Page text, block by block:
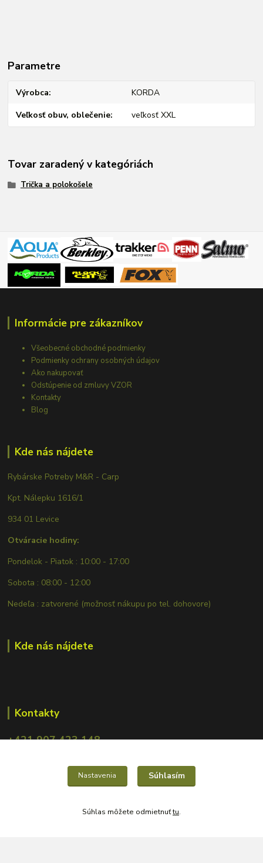
Parametre
Výrobca KORDA
Veľkosť obuv, oblečenie veľkosť XXL
Tovar zaradený v kategóriách
Trička a polokošele
Informácie pre zákazníkov
Všeobecné obchodné podmienky
Podmienky ochrany osobných údajov
Ako nakupovať
Odstúpenie od zmluvy VZOR
Kontakty
Blog
Kde nás nájdete
Rybárske Potreby M&R - Carp
Kpt. Nálepku 1616/1
934 01 Levice
Otváracie hodiny:
Pondelok - Piatok : 10:00 - 17:00
Sobota : 08:00 - 12:00
Nedeľa : zatvorené (možnosť nákupu po tel. dohovore)
Kde nás nájdete
Kontakty
+421 907 423 148
obchod.mrcarp@gmail.com
Nastavenia Súhlasím
Súhlas môžete odmietnuťtu.